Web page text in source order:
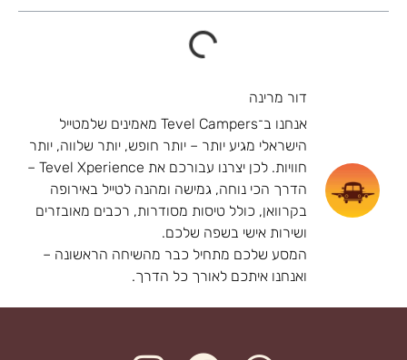
דור מרינה
אנחנו ב־Tevel Campers מאמינים שלמטייל
הישראלי מגיע יותר – יותר חופש, יותר שלווה, יותר
חוויות. לכן יצרנו עבורכם את Tevel Xperience –
הדרך הכי נוחה, גמישה ומהנה לטייל באירופה
בקרוואן, כולל טיסות מסודרות, רכבים מאובזרים
ושירות אישי בשפה שלכם.
המסע שלכם מתחיל כבר מהשיחה הראשונה –
ואנחנו איתכם לאורך כל הדרך.